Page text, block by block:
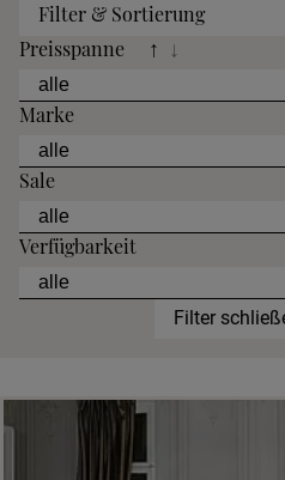
Filter & Sortierung
Preisspanne
↑ ↓
Marke
Sale
Verfügbarkeit
Filter